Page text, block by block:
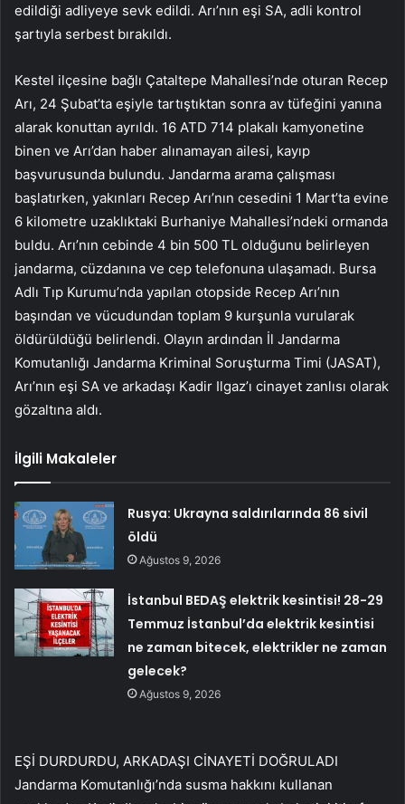
edildiği adliyeye sevk edildi. Arı’nın eşi SA, adli kontrol
şartıyla serbest bırakıldı.
Kestel ilçesine bağlı Çataltepe Mahallesi’nde oturan Recep
Arı, 24 Şubat’ta eşiyle tartıştıktan sonra av tüfeğini yanına
alarak konuttan ayrıldı. 16 ATD 714 plakalı kamyonetine
binen ve Arı’dan haber alınamayan ailesi, kayıp
başvurusunda bulundu. Jandarma arama çalışması
başlatırken, yakınları Recep Arı’nın cesedini 1 Mart’ta evine
6 kilometre uzaklıktaki Burhaniye Mahallesi’ndeki ormanda
buldu. Arı’nın cebinde 4 bin 500 TL olduğunu belirleyen
jandarma, cüzdanına ve cep telefonuna ulaşamadı. Bursa
Adlı Tıp Kurumu’nda yapılan otopside Recep Arı’nın
başından ve vücudundan toplam 9 kurşunla vurularak
öldürüldüğü belirlendi. Olayın ardından İl Jandarma
Komutanlığı Jandarma Kriminal Soruşturma Timi (JASAT),
Arı’nın eşi SA ve arkadaşı Kadir Ilgaz’ı cinayet zanlısı olarak
gözaltına aldı.
İlgili Makaleler
Rusya: Ukrayna saldırılarında 86 sivil
öldü
Ağustos 9, 2026
İstanbul BEDAŞ elektrik kesintisi! 28-29
Temmuz İstanbul’da elektrik kesintisi
ne zaman bitecek, elektrikler ne zaman
gelecek?
Ağustos 9, 2026
EŞİ DURDURDU, ARKADAŞI CİNAYETİ DOĞRULADI
Jandarma Komutanlığı’nda susma hakkını kullanan